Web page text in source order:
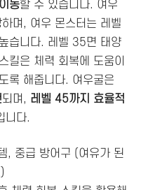
동할 수 있습니다. 여우
며, 여우 몬스터는 레벨
습니다. 레벨 35면 태양
킬은 체력 회복에 도움이
록 해줍니다. 여우굴은
되며, 레벨 45까지 효율적
니다.
, 중급 방어구 (여유가 된